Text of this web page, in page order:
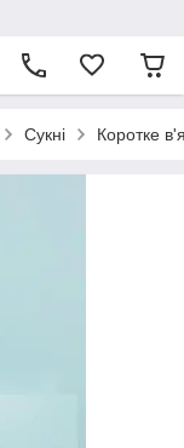
Сукні Коротке